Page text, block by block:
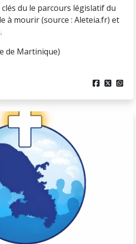
du le parcours législatif du
à mourir (source : Aleteia.fr) et
de Martinique)
  